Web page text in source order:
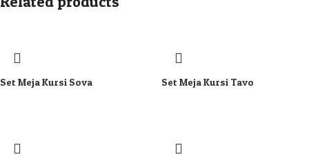
Set Meja Kursi Sova Set Meja Kursi Tavo